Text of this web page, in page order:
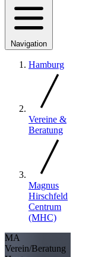
Navigation
Hamburg
Vereine &
Beratung
Magnus
Hirschfeld
Centrum
(MHC)
MA
Verein/Beratung